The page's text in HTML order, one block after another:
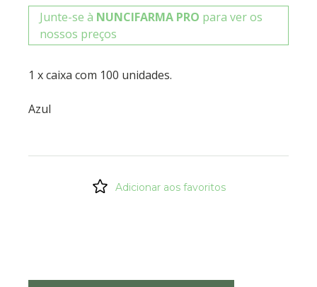
Junte-se à NUNCIFARMA PRO para ver os
nossos preços
1 x caixa com 100 unidades.
Azul
Adicionar aos favoritos